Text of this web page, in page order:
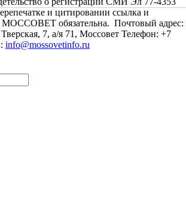
и цитировании ссылка и
МОССОВЕТ обязательна. Почтовый адрес:
7, а/я 71, Моссовет Телефон: +7
info@mossovetinfo.ru